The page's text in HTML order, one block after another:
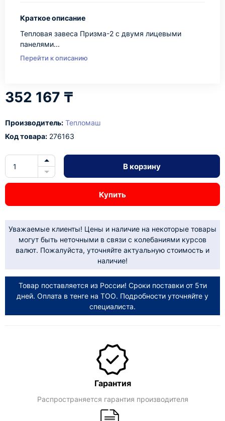
Краткое описание
Тепловая завеса Призма-2 с двумя лицевыми
панелями...
Перейти к описанию
352 167 ₸
Производитель: Тепломаш
Код товара: 276163
В корзину
Купить
Уважаемые клиенты! Цены и наличие на некоторые товары
могут быть неточными в связи с колебаниями курсов
валют. Пожалуйста, уточняйте актуальную стоимость и
наличие!
Товар поставляется из России! Сроки поставки от 5ти
дней. Оплата в тенге на ТОО. Подробности уточняйте у
специалиста.
Гарантия
Распространяется гарантия производителя